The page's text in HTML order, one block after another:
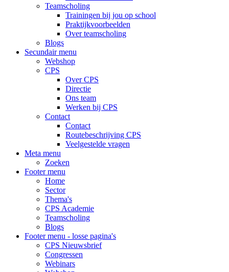
Teamscholing
Trainingen bij jou op school
Praktijkvoorbeelden
Over teamscholing
Blogs
Secundair menu
Webshop
CPS
Over CPS
Directie
Ons team
Werken bij CPS
Contact
Contact
Routebeschrijving CPS
Veelgestelde vragen
Meta menu
Zoeken
Footer menu
Home
Sector
Thema's
CPS Academie
Teamscholing
Blogs
Footer menu - losse pagina's
CPS Nieuwsbrief
Congressen
Webinars